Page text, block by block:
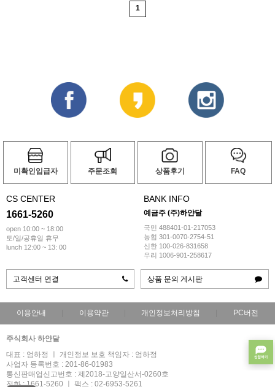
1
미확인입급자 주문조회 상품후기 FAQ
CS CENTER
1661-5260
open 10:00 ~ 18:00
토/일/공휴일 휴무
lunch 12:00 ~ 13: 00
BANK INFO
예금주 (주)하얀달
국민 488401-01-217053
농협 301-0070-2754-51
신한 100-026-831658
우리 1006-901-258617
고객센터 연결 상품 문의 게시판
이용안내 이용약관 개인정보처리방침 PC버전
주식회사 하얀달
대표 : 엄하정 ㅣ 개인정보 보호 책임자 : 엄하정
사업자 등록번호 : 201-86-01983
통신판매업신고번호 : 제2018-고양일산서-0260호
전화 : 1661-5260 ㅣ 팩스 : 02-6953-5261